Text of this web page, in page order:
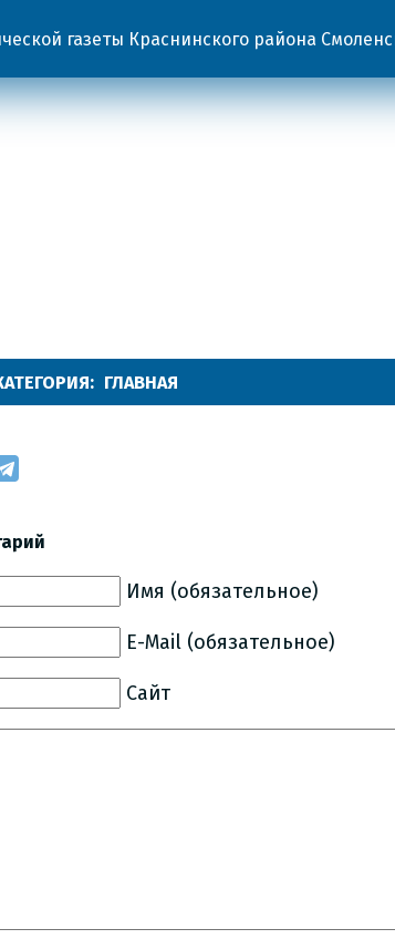
газеты Краснинского района
ГЛАВНАЯ
Имя (обязательное)
E-Mail (обязательное)
Сайт